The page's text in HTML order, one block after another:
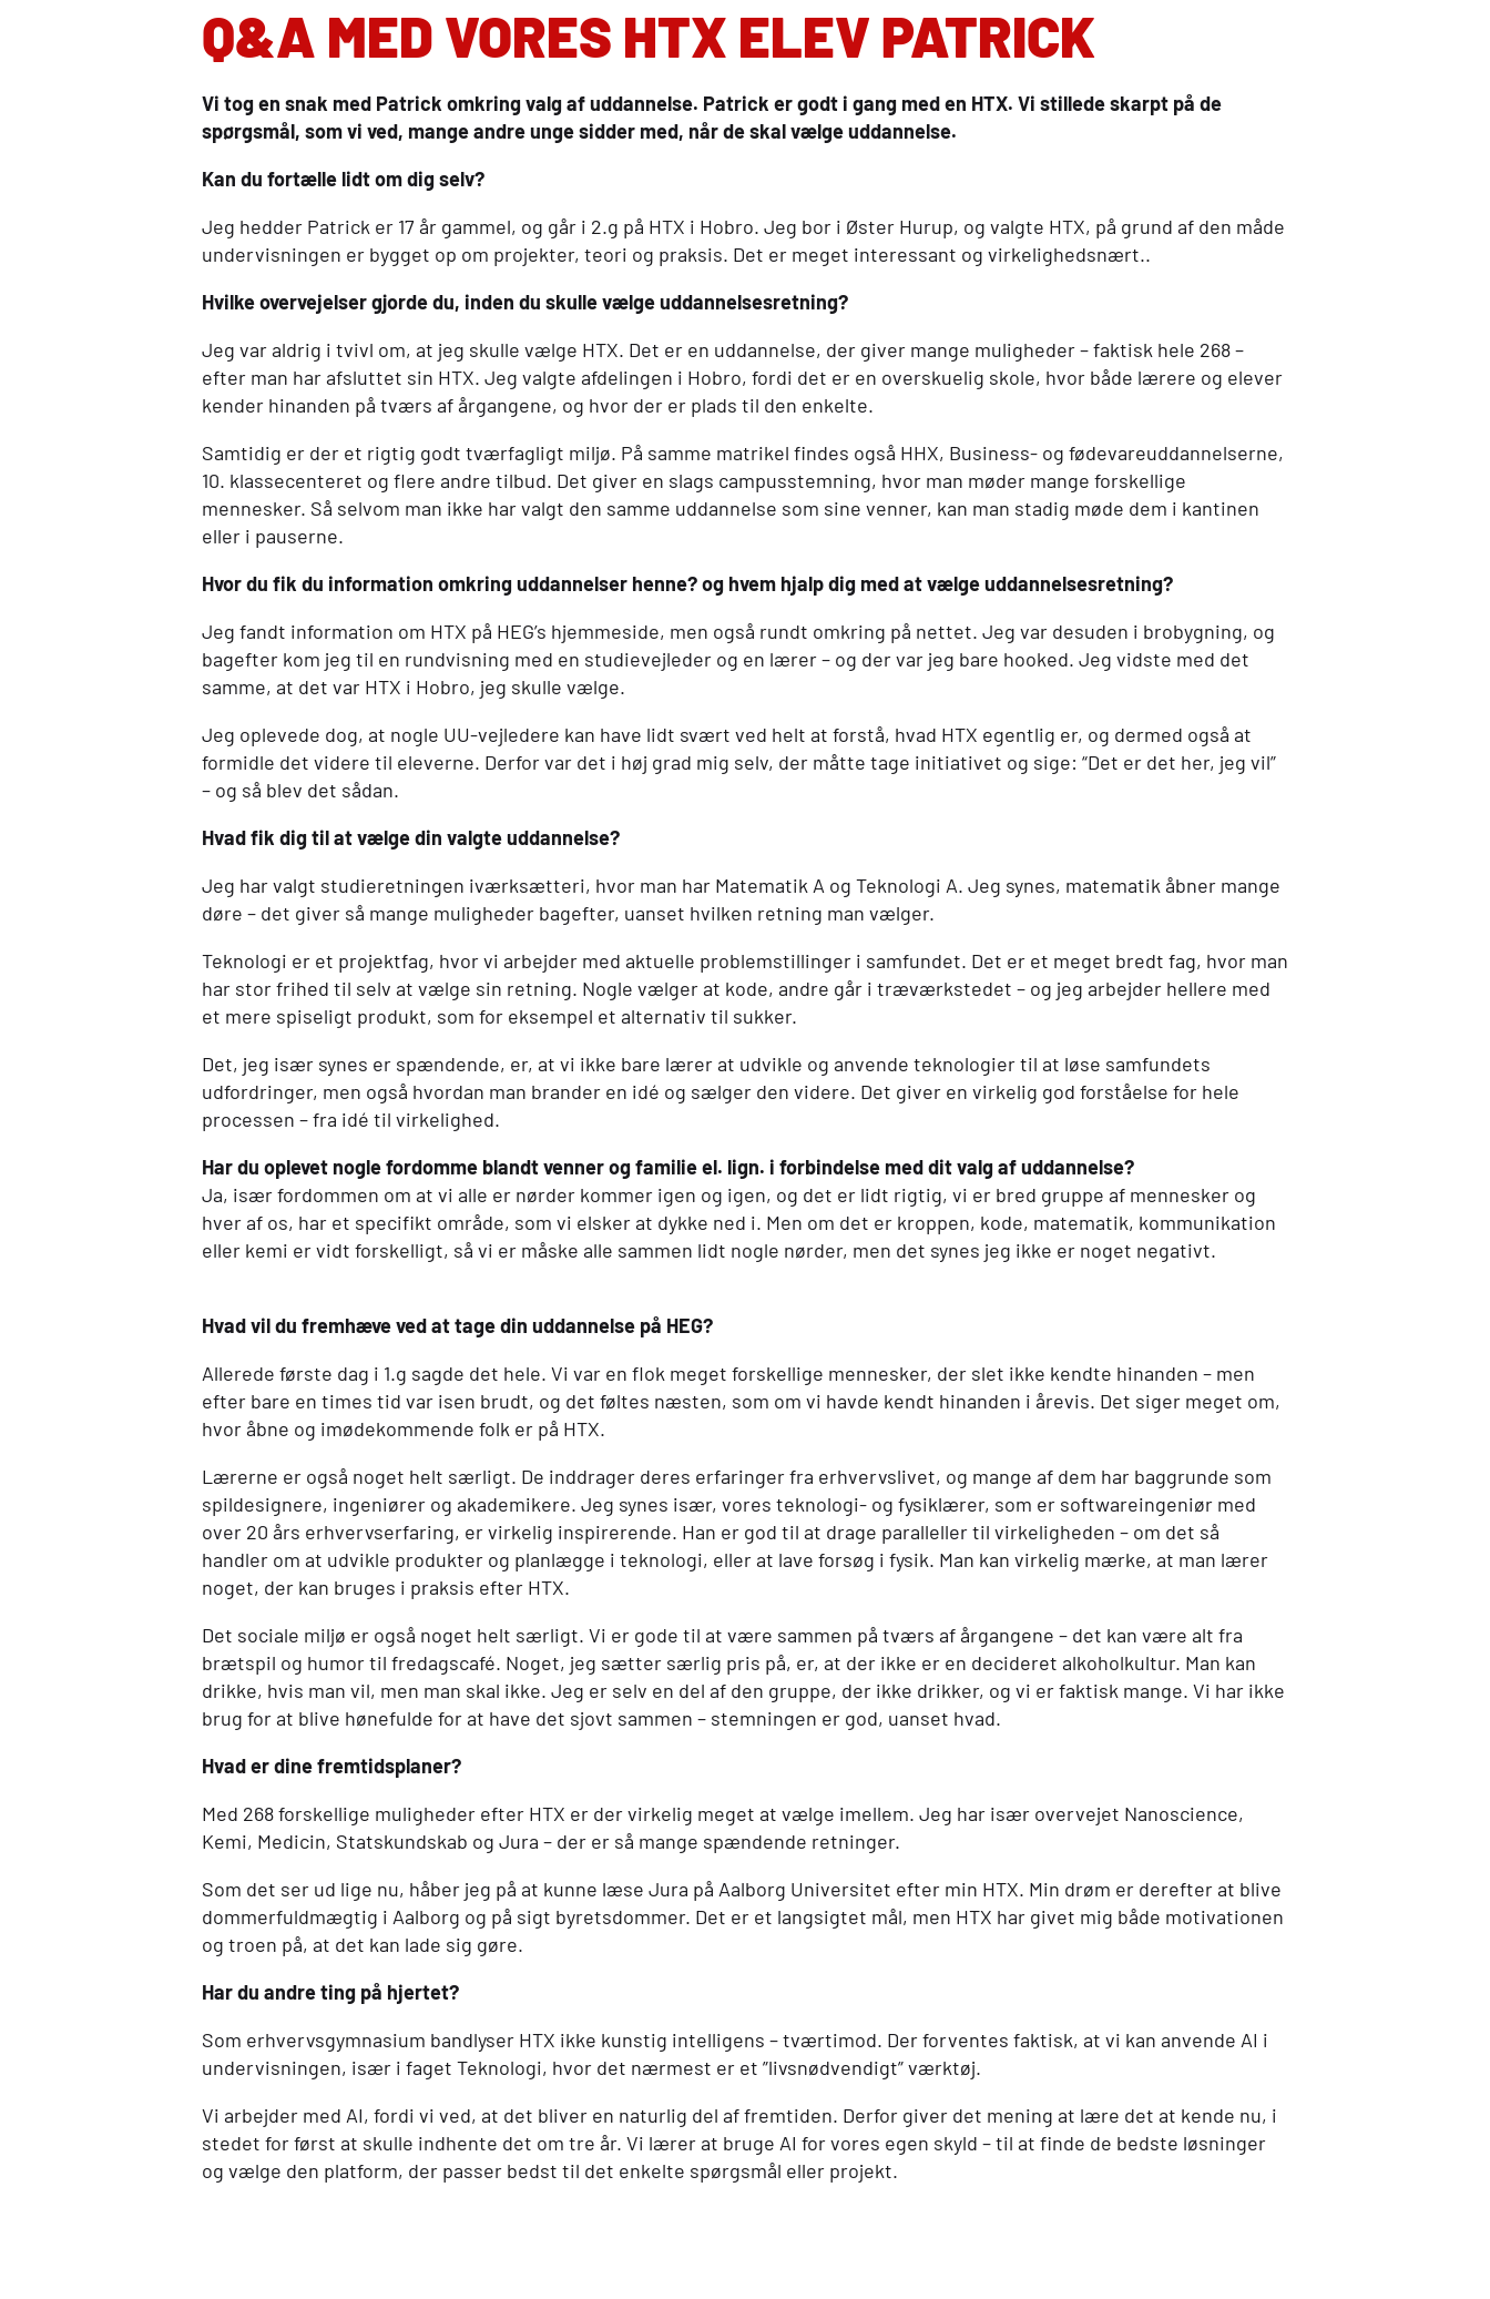
Q&A MED VORES HTX ELEV PATRICK
Vi tog en snak med Patrick omkring valg af uddannelse. Patrick er godt i gang med en HTX. Vi stillede skarpt på de
spørgsmål, som vi ved, mange andre unge sidder med, når de skal vælge uddannelse.
Kan du fortælle lidt om dig selv?
Jeg hedder Patrick er 17 år gammel, og går i 2.g på HTX i Hobro. Jeg bor i Øster Hurup, og valgte HTX, på grund af den måde
undervisningen er bygget op om projekter, teori og praksis. Det er meget interessant og virkelighedsnært..
Hvilke overvejelser gjorde du, inden du skulle vælge uddannelsesretning?
Jeg var aldrig i tvivl om, at jeg skulle vælge HTX. Det er en uddannelse, der giver mange muligheder – faktisk hele 268 –
efter man har afsluttet sin HTX. Jeg valgte afdelingen i Hobro, fordi det er en overskuelig skole, hvor både lærere og elever
kender hinanden på tværs af årgangene, og hvor der er plads til den enkelte.
Samtidig er der et rigtig godt tværfagligt miljø. På samme matrikel findes også HHX, Business- og fødevareuddannelserne,
10. klassecenteret og flere andre tilbud. Det giver en slags campusstemning, hvor man møder mange forskellige
mennesker. Så selvom man ikke har valgt den samme uddannelse som sine venner, kan man stadig møde dem i kantinen
eller i pauserne.
Hvor du fik du information omkring uddannelser henne? og hvem hjalp dig med at vælge uddannelsesretning?
Jeg fandt information om HTX på HEG’s hjemmeside, men også rundt omkring på nettet. Jeg var desuden i brobygning, og
bagefter kom jeg til en rundvisning med en studievejleder og en lærer – og der var jeg bare hooked. Jeg vidste med det
samme, at det var HTX i Hobro, jeg skulle vælge.
Jeg oplevede dog, at nogle UU-vejledere kan have lidt svært ved helt at forstå, hvad HTX egentlig er, og dermed også at
formidle det videre til eleverne. Derfor var det i høj grad mig selv, der måtte tage initiativet og sige: “Det er det her, jeg vil”
– og så blev det sådan.
Hvad fik dig til at vælge din valgte uddannelse?
Jeg har valgt studieretningen iværksætteri, hvor man har Matematik A og Teknologi A. Jeg synes, matematik åbner mange
døre – det giver så mange muligheder bagefter, uanset hvilken retning man vælger.
Teknologi er et projektfag, hvor vi arbejder med aktuelle problemstillinger i samfundet. Det er et meget bredt fag, hvor man
har stor frihed til selv at vælge sin retning. Nogle vælger at kode, andre går i træværkstedet – og jeg arbejder hellere med
et mere spiseligt produkt, som for eksempel et alternativ til sukker.
Det, jeg især synes er spændende, er, at vi ikke bare lærer at udvikle og anvende teknologier til at løse samfundets
udfordringer, men også hvordan man brander en idé og sælger den videre. Det giver en virkelig god forståelse for hele
processen – fra idé til virkelighed.
Har du oplevet nogle fordomme blandt venner og familie el. lign. i forbindelse med dit valg af uddannelse?
Ja, især fordommen om at vi alle er nørder kommer igen og igen, og det er lidt rigtig, vi er bred gruppe af mennesker og
hver af os, har et specifikt område, som vi elsker at dykke ned i. Men om det er kroppen, kode, matematik, kommunikation
eller kemi er vidt forskelligt, så vi er måske alle sammen lidt nogle nørder, men det synes jeg ikke er noget negativt.
Hvad vil du fremhæve ved at tage din uddannelse på HEG?
Allerede første dag i 1.g sagde det hele. Vi var en flok meget forskellige mennesker, der slet ikke kendte hinanden – men
efter bare en times tid var isen brudt, og det føltes næsten, som om vi havde kendt hinanden i årevis. Det siger meget om,
hvor åbne og imødekommende folk er på HTX.
Lærerne er også noget helt særligt. De inddrager deres erfaringer fra erhvervslivet, og mange af dem har baggrunde som
spildesignere, ingeniører og akademikere. Jeg synes især, vores teknologi- og fysiklærer, som er softwareingeniør med
over 20 års erhvervserfaring, er virkelig inspirerende. Han er god til at drage paralleller til virkeligheden – om det så
handler om at udvikle produkter og planlægge i teknologi, eller at lave forsøg i fysik. Man kan virkelig mærke, at man lærer
noget, der kan bruges i praksis efter HTX.
Det sociale miljø er også noget helt særligt. Vi er gode til at være sammen på tværs af årgangene – det kan være alt fra
brætspil og humor til fredagscafé. Noget, jeg sætter særlig pris på, er, at der ikke er en decideret alkoholkultur. Man kan
drikke, hvis man vil, men man skal ikke. Jeg er selv en del af den gruppe, der ikke drikker, og vi er faktisk mange. Vi har ikke
brug for at blive hønefulde for at have det sjovt sammen – stemningen er god, uanset hvad.
Hvad er dine fremtidsplaner?
Med 268 forskellige muligheder efter HTX er der virkelig meget at vælge imellem. Jeg har især overvejet Nanoscience,
Kemi, Medicin, Statskundskab og Jura – der er så mange spændende retninger.
Som det ser ud lige nu, håber jeg på at kunne læse Jura på Aalborg Universitet efter min HTX. Min drøm er derefter at blive
dommerfuldmægtig i Aalborg og på sigt byretsdommer. Det er et langsigtet mål, men HTX har givet mig både motivationen
og troen på, at det kan lade sig gøre.
Har du andre ting på hjertet?
Som erhvervsgymnasium bandlyser HTX ikke kunstig intelligens – tværtimod. Der forventes faktisk, at vi kan anvende AI i
undervisningen, især i faget Teknologi, hvor det nærmest er et ”livsnødvendigt” værktøj.
Vi arbejder med AI, fordi vi ved, at det bliver en naturlig del af fremtiden. Derfor giver det mening at lære det at kende nu, i
stedet for først at skulle indhente det om tre år. Vi lærer at bruge AI for vores egen skyld – til at finde de bedste løsninger
og vælge den platform, der passer bedst til det enkelte spørgsmål eller projekt.